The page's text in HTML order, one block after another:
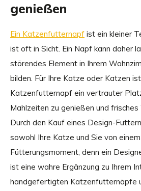
genießen
Ein Katzenfutternapf ist ein kleiner
ist oft in Sicht. Ein Napf kann daher
störendes Element in Ihrem
bilden. Für Ihre Katze oder Katzen
Katzenfutternapf ein vertrauter
Mahlzeiten zu genießen und
Durch den Kauf eines Design-
sowohl Ihre Katze und Sie von
Fütterungsmoment, denn ein
ist eine wahre Ergänzung zu Ihrem
handgefertigten Katzenfutternäpfe